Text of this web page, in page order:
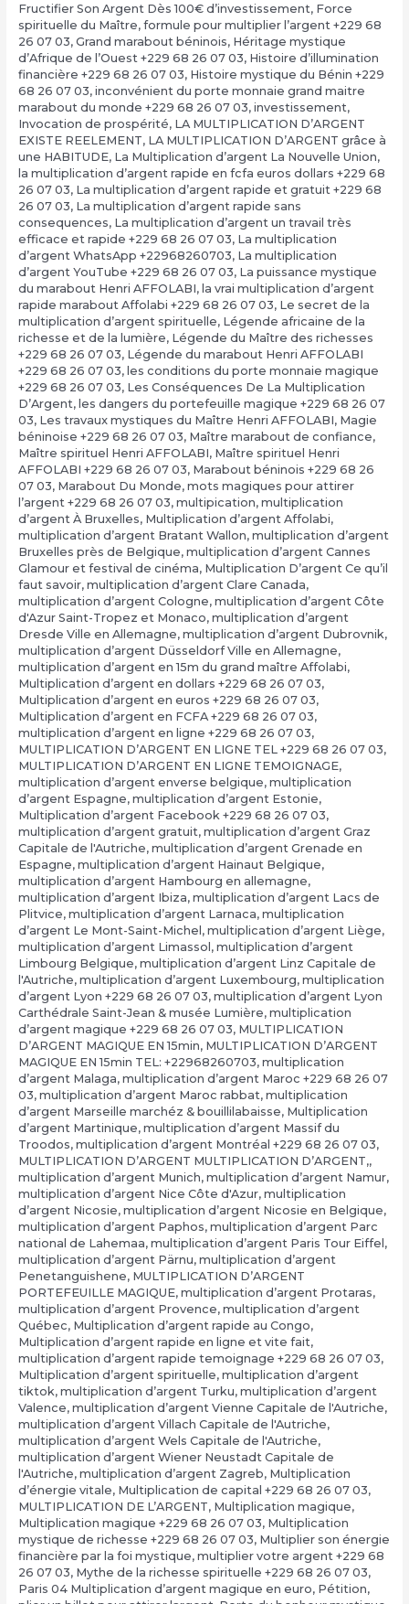
Fructifier Son Argent Dès 100€ d’investissement, Force
spirituelle du Maître, formule pour multiplier l’argent +229 68
26 07 03, Grand marabout béninois, Héritage mystique
d’Afrique de l’Ouest +229 68 26 07 03, Histoire d’illumination
financière +229 68 26 07 03, Histoire mystique du Bénin +229
68 26 07 03, inconvénient du porte monnaie grand maitre
marabout du monde +229 68 26 07 03, investissement,
Invocation de prospérité, LA MULTIPLICATION D’ARGENT
EXISTE REELEMENT, LA MULTIPLICATION D’ARGENT grâce à
une HABITUDE, La Multiplication d’argent La Nouvelle Union,
la multiplication d’argent rapide en fcfa euros dollars +229 68
26 07 03, La multiplication d’argent rapide et gratuit +229 68
26 07 03, La multiplication d’argent rapide sans
consequences, La multiplication d’argent un travail très
efficace et rapide +229 68 26 07 03, La multiplication
d’argent WhatsApp +22968260703, La multiplication
d’argent YouTube +229 68 26 07 03, La puissance mystique
du marabout Henri AFFOLABI, la vrai multiplication d’argent
rapide marabout Affolabi +229 68 26 07 03, Le secret de la
multiplication d’argent spirituelle, Légende africaine de la
richesse et de la lumière, Légende du Maître des richesses
+229 68 26 07 03, Légende du marabout Henri AFFOLABI
+229 68 26 07 03, les conditions du porte monnaie magique
+229 68 26 07 03, Les Conséquences De La Multiplication
D’Argent, les dangers du portefeuille magique +229 68 26 07
03, Les travaux mystiques du Maître Henri AFFOLABI, Magie
béninoise +229 68 26 07 03, Maître marabout de confiance,
Maître spirituel Henri AFFOLABI, Maître spirituel Henri
AFFOLABI +229 68 26 07 03, Marabout béninois +229 68 26
07 03, Marabout Du Monde, mots magiques pour attirer
l’argent +229 68 26 07 03, multipication, multiplication
d’argent À Bruxelles, Multiplication d’argent Affolabi,
multiplication d’argent Bratant Wallon, multiplication d’argent
Bruxelles près de Belgique, multiplication d’argent Cannes
Glamour et festival de cinéma, Multiplication D’argent Ce qu’il
faut savoir, multiplication d’argent Clare Canada,
multiplication d’argent Cologne, multiplication d’argent Côte
d'Azur Saint-Tropez et Monaco, multiplication d’argent
Dresde Ville en Allemagne, multiplication d’argent Dubrovnik,
multiplication d’argent Düsseldorf Ville en Allemagne,
multiplication d’argent en 15m du grand maître Affolabi,
Multiplication d’argent en dollars +229 68 26 07 03,
Multiplication d’argent en euros +229 68 26 07 03,
Multiplication d’argent en FCFA +229 68 26 07 03,
multiplication d’argent en ligne +229 68 26 07 03,
MULTIPLICATION D’ARGENT EN LIGNE TEL +229 68 26 07 03,
MULTIPLICATION D’ARGENT EN LIGNE TEMOIGNAGE,
multiplication d’argent enverse belgique, multiplication
d’argent Espagne, multiplication d’argent Estonie,
Multiplication d’argent Facebook +229 68 26 07 03,
multiplication d’argent gratuit, multiplication d’argent Graz
Capitale de l'Autriche, multiplication d’argent Grenade en
Espagne, multiplication d’argent Hainaut Belgique,
multiplication d’argent Hambourg en allemagne,
multiplication d’argent Ibiza, multiplication d’argent Lacs de
Plitvice, multiplication d’argent Larnaca, multiplication
d’argent Le Mont-Saint-Michel, multiplication d’argent Liège,
multiplication d’argent Limassol, multiplication d’argent
Limbourg Belgique, multiplication d’argent Linz Capitale de
l'Autriche, multiplication d’argent Luxembourg, multiplication
d’argent Lyon +229 68 26 07 03, multiplication d’argent Lyon
Carthédrale Saint-Jean & musée Lumière, multiplication
d’argent magique +229 68 26 07 03, MULTIPLICATION
D’ARGENT MAGIQUE EN 15min, MULTIPLICATION D’ARGENT
MAGIQUE EN 15min TEL: +22968260703, multiplication
d’argent Malaga, multiplication d’argent Maroc +229 68 26 07
03, multiplication d’argent Maroc rabbat, multiplication
d’argent Marseille marchéz & bouillilabaisse, Multiplication
d’argent Martinique, multiplication d’argent Massif du
Troodos, multiplication d’argent Montréal +229 68 26 07 03,
MULTIPLICATION D’ARGENT MULTIPLICATION D’ARGENT,,
multiplication d’argent Munich, multiplication d’argent Namur,
multiplication d’argent Nice Côte d'Azur, multiplication
d’argent Nicosie, multiplication d’argent Nicosie en Belgique,
multiplication d’argent Paphos, multiplication d’argent Parc
national de Lahemaa, multiplication d’argent Paris Tour Eiffel,
multiplication d’argent Pärnu, multiplication d’argent
Penetanguishene, MULTIPLICATION D’ARGENT
PORTEFEUILLE MAGIQUE, multiplication d’argent Protaras,
multiplication d’argent Provence, multiplication d’argent
Québec, Multiplication d’argent rapide au Congo,
Multiplication d’argent rapide en ligne et vite fait,
multiplication d’argent rapide temoignage +229 68 26 07 03,
Multiplication d’argent spirituelle, multiplication d’argent
tiktok, multiplication d’argent Turku, multiplication d’argent
Valence, multiplication d’argent Vienne Capitale de l'Autriche,
multiplication d’argent Villach Capitale de l'Autriche,
multiplication d’argent Wels Capitale de l'Autriche,
multiplication d’argent Wiener Neustadt Capitale de
l'Autriche, multiplication d’argent Zagreb, Multiplication
d’énergie vitale, Multiplication de capital +229 68 26 07 03,
MULTIPLICATION DE L’ARGENT, Multiplication magique,
Multiplication magique +229 68 26 07 03, Multiplication
mystique de richesse +229 68 26 07 03, Multiplier son énergie
financière par la foi mystique, multiplier votre argent +229 68
26 07 03, Mythe de la richesse spirituelle +229 68 26 07 03,
Paris 04 Multiplication d’argent magique en euro, Pétition,